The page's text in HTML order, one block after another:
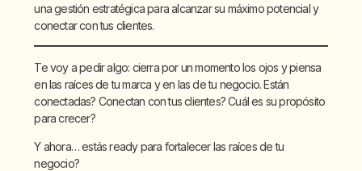
una gestión estratégica para alcanzar su máximo potencial y
conectar con tus clientes.
Te voy a pedir algo: cierra por un momento los ojos y piensa
en las raíces de tu marca y en las de tu negocio. Están
conectadas? Conectan con tus clientes? Cuál es su propósito
para crecer?
Y ahora… estás ready para fortalecer las raíces de tu
negocio?